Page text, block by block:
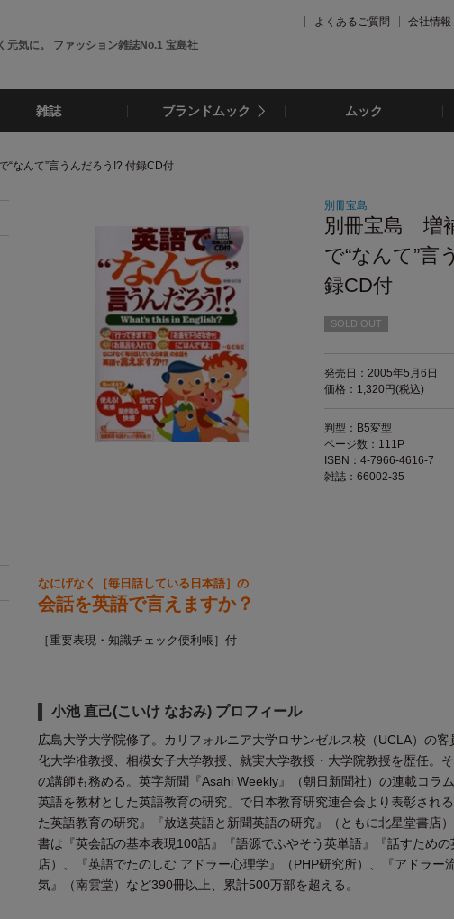
元気に。 ファッション雑誌No.1 宝島社
よくあるご質問 会社情報
雑誌 ブランドムック ムック
なんて”言うんだろう!? 付録CD付
別冊宝島
別冊宝島 増
で“なんて”言
録CD付
SOLD OUT
発売日：2005年5月6日
価格：1,320円(税込)
判型：B5変型
ページ数：111P
ISBN：4-7966-4616-7
雑誌：66002-35
なにげなく［毎日話している日本語］の
会話を英語で言えますか？
［重要表現・知識チェック便利帳］付
小池 直己(こいけ なおみ) プロフィール
広島大学大学院修了。カリフォルニア大学ロサンゼルス校（UCLA）の
化大学准教授、相模女子大学教授、就実大学教授・大学院教授を歴任。
の講師も務める。英字新聞『Asahi Weekly』（朝日新聞社）の連載コラ
英語を教材とした英語教育の研究」で日本教育研究連合会より表彰され
た英語教育の研究』『放送英語と新聞英語の研究』（ともに北星堂書店
書は『英会話の基本表現100話』『語源でふやそう英単語』『話すため
店）、『英語でたのしむ アドラー心理学』（PHP研究所）、『アドラー
気』（南雲堂）など390冊以上、累計500万部を超える。